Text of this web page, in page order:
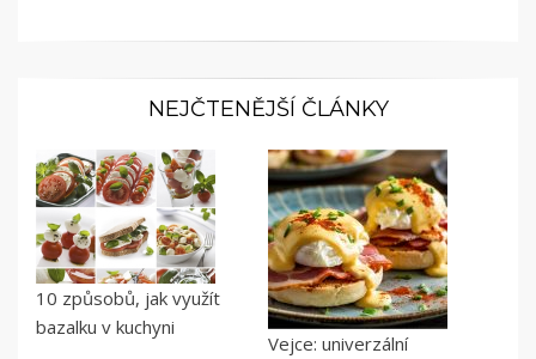
NEJČTENĚJŠÍ ČLÁNKY
10 způsobů, jak využít
bazalku v kuchyni
Vejce: univerzální